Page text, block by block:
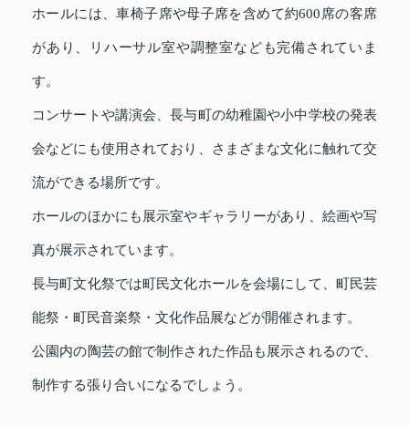
ホールには、車椅子席や母子席を含めて約600席の客席
があり、リハーサル室や調整室なども完備されていま
す。
コンサートや講演会、長与町の幼稚園や小中学校の発表
会などにも使用されており、さまざまな文化に触れて交
流ができる場所です。
ホールのほかにも展示室やギャラリーがあり、絵画や写
真が展示されています。
長与町文化祭では町民文化ホールを会場にして、町民芸
能祭・町民音楽祭・文化作品展などが開催されます。
公園内の陶芸の館で制作された作品も展示されるので、
制作する張り合いになるでしょう。